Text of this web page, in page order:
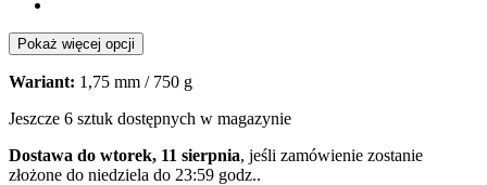
Pokaż więcej opcji
Wariant: 1,75 mm / 750 g
Jeszcze 6 sztuk dostępnych w magazynie
Dostawa do wtorek, 11 sierpnia, jeśli zamówienie zostanie
złożone do niedziela do 23:59 godz..